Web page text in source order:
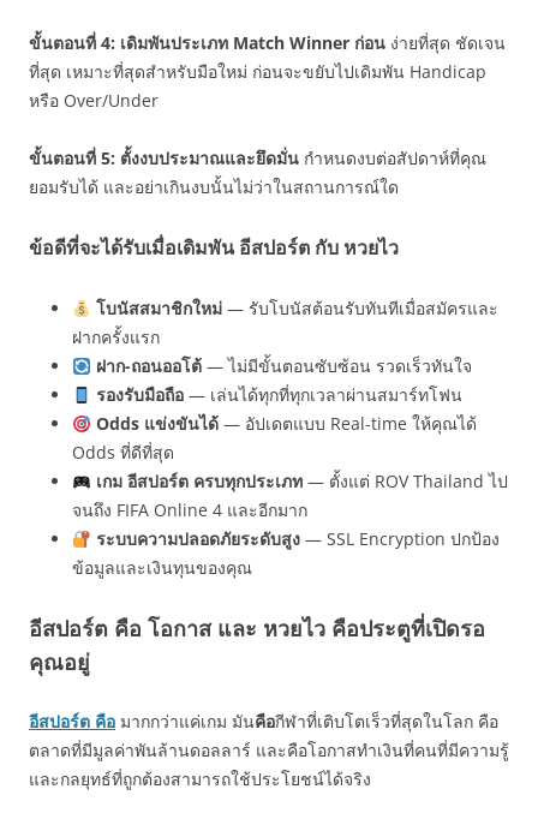
ขั้นตอนที่ 4: เดิมพันประเภท Match Winner ก่อน ง่ายที่สุด ชัดเจน
ที่สุด เหมาะที่สุดสำหรับมือใหม่ ก่อนจะขยับไปเดิมพัน Handicap
หรือ Over/Under
ขั้นตอนที่ 5: ตั้งงบประมาณและยึดมั่น กำหนดงบต่อสัปดาห์ที่คุณ
ยอมรับได้ และอย่าเกินงบนั้นไม่ว่าในสถานการณ์ใด
ข้อดีที่จะได้รับเมื่อเดิมพัน อีสปอร์ต กับ หวยไว
โบนัสสมาชิกใหม่— รับโบนัสต้อนรับทันทีเมื่อสมัครและ
ฝากครั้งแรก
ฝาก-ถอนออโต้— ไม่มีขั้นตอนซับซ้อน รวดเร็วทันใจ
รองรับมือถือ— เล่นได้ทุกที่ทุกเวลาผ่านสมาร์ทโฟน
Odds แข่งขันได้— อัปเดตแบบ Real-time ให้คุณได้
Odds ที่ดีที่สุด
เกม อีสปอร์ต ครบทุกประเภท— ตั้งแต่ ROV Thailand ไป
จนถึง FIFA Online 4 และอีกมาก
ระบบความปลอดภัยระดับสูง— SSL Encryption ปกป้อง
ข้อมูลและเงินทุนของคุณ
อีสปอร์ต คือ โอกาส และ หวยไว คือประตูที่เปิดรอ
คุณอยู่
อีสปอร์ต คือ มากกว่าแค่เกม มันคือกีฬาที่เติบโตเร็วที่สุดในโลก คือ
ตลาดที่มีมูลค่าพันล้านดอลลาร์ และคือโอกาสทำเงินที่คนที่มีความรู้
และกลยุทธ์ที่ถูกต้องสามารถใช้ประโยชน์ได้จริง